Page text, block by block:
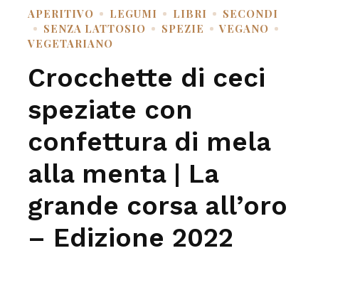
APERITIVO LEGUMI LIBRI
SECONDI
SENZA LATTOSIO
SPEZIE
VEGANO
VEGETARIANO
Crocchette di ceci
speziate con
confettura di mela
alla menta | La
grande corsa all’oro
– Edizione 2022